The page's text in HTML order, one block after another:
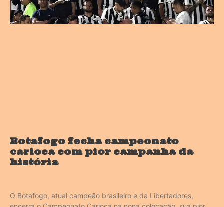
Botafogo fecha campeonato
carioca com pior campanha da
história
O Botafogo, atual campeão brasileiro e da Libertadores,